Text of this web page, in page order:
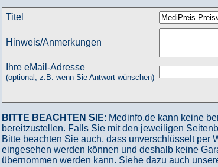
Titel
Hinweis/Anmerkungen
Ihre eMail-Adresse
(optional, z.B. wenn Sie Antwort wünschen)
BITTE BEACHTEN SIE: Medinfo.de kann keine
bereitzustellen. Falls Sie mit den jeweiligen
Bitte beachten Sie auch, dass unverschlüsselt per
eingesehen werden können und deshalb keine
übernommen werden kann. Siehe dazu auch